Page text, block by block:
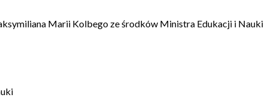
Marii Kolbego ze środków Ministra Edukacji i Nauki